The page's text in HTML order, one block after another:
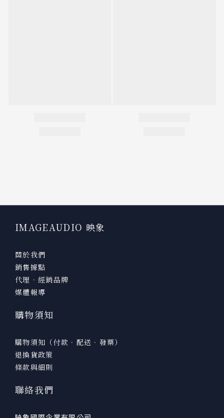
IMAGEAUDIO 映象
關於我們
銷售據點
代理．經銷品牌
媒體報導
購物須知
購物須知（付款．配送．發票）
退換貨政策
條款與細則
聯絡我們